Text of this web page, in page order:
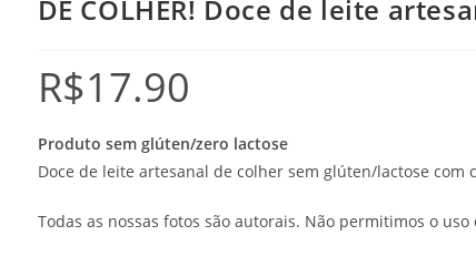
DE COLHER! Doce de leite
R$17.90
Produto sem glúten/zero lactose
Doce de leite artesanal de colher sem glúten/lactose com
Todas as nossas fotos são autorais. Não permitimos o uso